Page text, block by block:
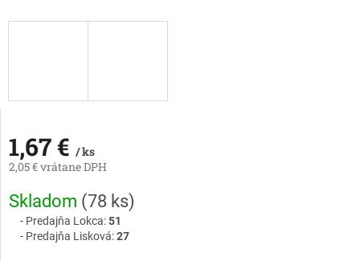
1,67 € / ks
2,05 € vrátane DPH
Jednotková
cena:
Skladom (78 ks)
Predajňa Lokca:51
Predajňa Lisková:27